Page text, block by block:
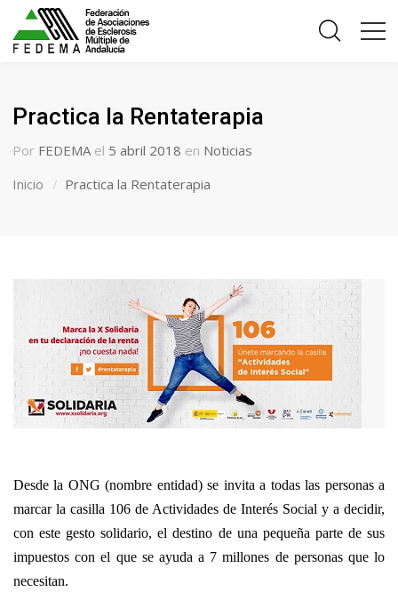
Practica la Rentaterapia
Por FEDEMA el 5 abril 2018 en Noticias
Inicio
Practica la Rentaterapia
Desde la ONG (nombre entidad) se invita a todas las personas a
marcar la casilla 106 de Actividades de Interés Social y a decidir,
con este gesto solidario, el destino de una pequeña parte de sus
impuestos con el que se ayuda a 7 millones de personas que lo
necesitan.